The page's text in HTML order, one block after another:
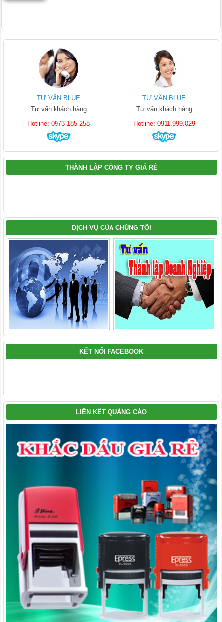
TƯ VẤN BLUE
Tư vấn khách hàng
Hotline: 0973 185 258
TƯ VẤN BLUE
Tư vấn khách hàng
Hotline: 0911.999.029
THÀNH LẬP CÔNG TY GIÁ RẺ
DỊCH VỤ CỦA CHÚNG TÔI
KẾT NỐI FACEBOOK
LIÊN KẾT QUẢNG CÁO